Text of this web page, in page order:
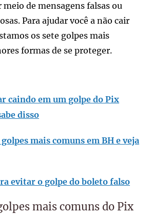
de mensagens falsas ou
Para ajudar você a não cair
os sete golpes mais
formas de se proteger.
caindo em um golpe do Pix
disso
mais comuns em BH e veja
evitar o golpe do boleto falso
mais comuns do Pix